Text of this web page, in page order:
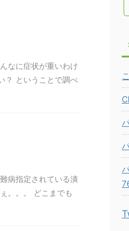
なに症状が重いわけ
？ ということで調べ
病指定されている潰
。。。 どこまでも